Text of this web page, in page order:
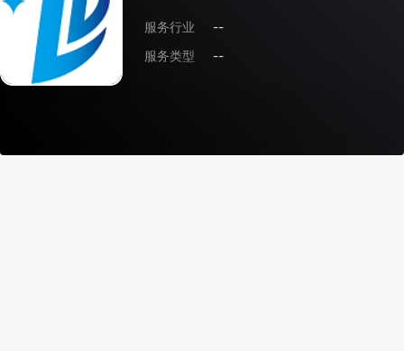
服务行业
--
服务类型
--